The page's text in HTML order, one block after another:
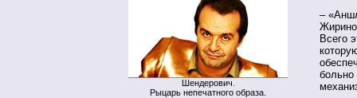
Шендерович.
Рыцарь непечатного образа.
–
Всего
больно